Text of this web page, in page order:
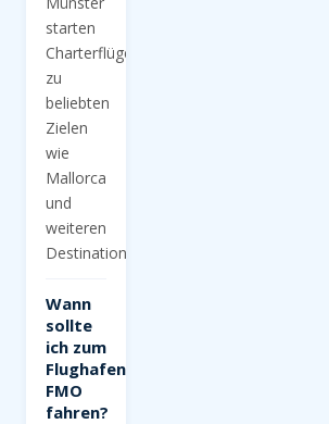
starten
Charterflüge
zu
beliebten
Zielen
wie
Mallorca
und
weiteren
Destinationen.
Wann
sollte
ich zum
Flughafen
FMO
fahren?